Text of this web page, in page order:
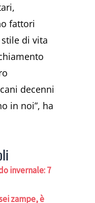
fattori
di vita
decenni
in noi”, ha
invernale: 7
zampe, è